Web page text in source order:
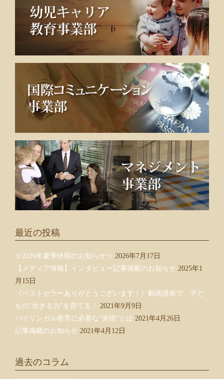
最近の投稿
☆2026年夏季休暇のお知らせ☆ 2026年7月17日
【メディア情報】インタビュー記事掲載のお知らせ 2025年1
月15日
《ベストセラーありがとうございます！》動画講座で、子ど
もの”生きる力”を育てる！
2021年9月9日
バイリンガル教育に必要な”覚悟”とは 2021年4月26日
記事掲載のお知らせ 2021年4月12日
過去のコラム